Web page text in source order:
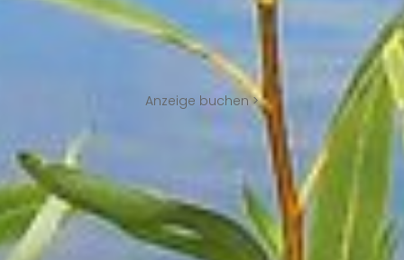
Anzeige buchen >
MARGETSHÖCHHEIM GEHÖRT ZU
DEN REGIONEN